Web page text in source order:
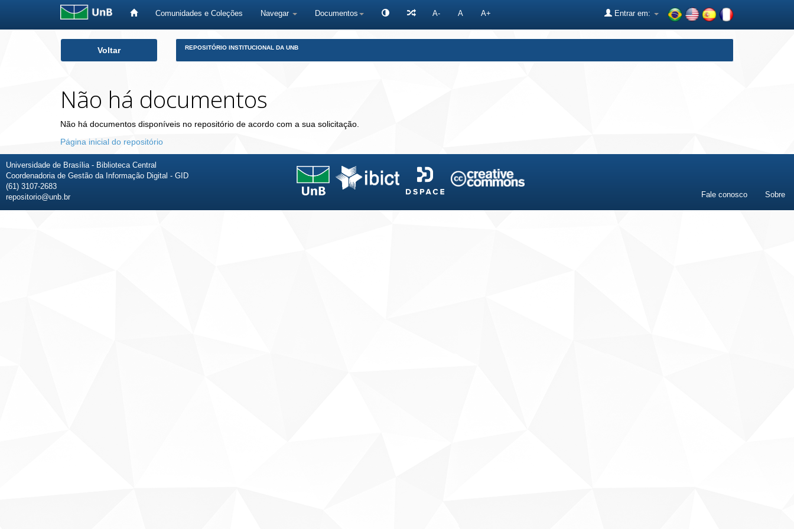
Comunidades e Coleções Navegar Documentos A- A A+ Entrar em:
Voltar REPOSITÓRIO INSTITUCIONAL DA UNB
Não há documentos
Não há documentos disponíveis no repositório de acordo com a sua solicitação.
Página inicial do repositório
Universidade de Brasília - Biblioteca Central
Coordenadoria de Gestão da Informação Digital - GID
(61) 3107-2683
repositorio@unb.br
Fale conosco Sobre